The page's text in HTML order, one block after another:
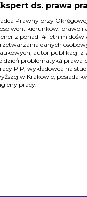
ds. prawa
Prawny przy
kierunków: prawo i
z ponad 14-letnim
danych
autor publikacji z
dzień problematyką prawa
PIP, wykładowca na
w Krakowie, posiada
pracy.